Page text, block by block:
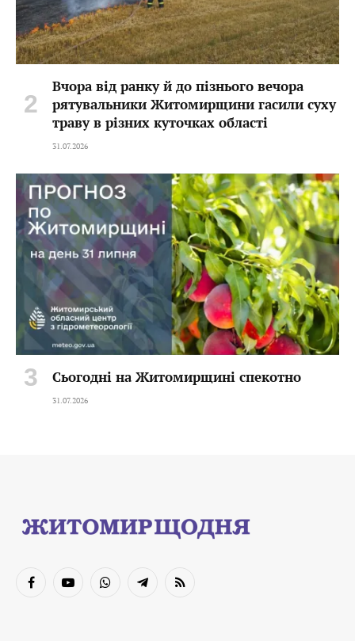
Вчора від ранку й до пізнього вечора
рятувальники Житомирщини гасили суху
траву в різних куточках області
31.07.2026
Сьогодні на Житомирщині спекотно
31.07.2026
FacebookYouTubeWhatsAppTelegramRSS